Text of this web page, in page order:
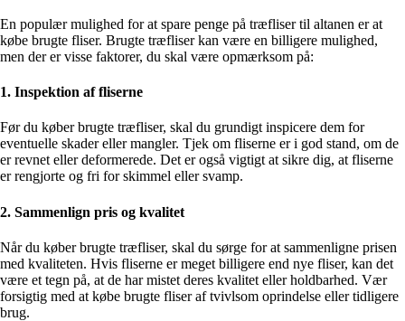
En populær mulighed for at spare penge på træfliser til altanen er at
købe brugte fliser. Brugte træfliser kan være en billigere mulighed,
men der er visse faktorer, du skal være opmærksom på:
1. Inspektion af fliserne
Før du køber brugte træfliser, skal du grundigt inspicere dem for
eventuelle skader eller mangler. Tjek om fliserne er i god stand, om de
er revnet eller deformerede. Det er også vigtigt at sikre dig, at fliserne
er rengjorte og fri for skimmel eller svamp.
2. Sammenlign pris og kvalitet
Når du køber brugte træfliser, skal du sørge for at sammenligne prisen
med kvaliteten. Hvis fliserne er meget billigere end nye fliser, kan det
være et tegn på, at de har mistet deres kvalitet eller holdbarhed. Vær
forsigtig med at købe brugte fliser af tvivlsom oprindelse eller tidligere
brug.